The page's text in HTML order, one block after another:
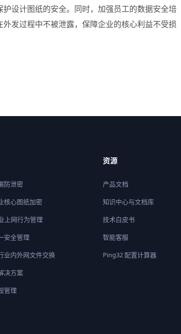
设计图纸的安全。同时，加强员工的数据安全培
发过程中不被泄露，保障企业的核心利益不受损
防泄密
核心图纸加密
上网行为管理
安全管理
业内外网文件交换
决方案
管理
资源
产品文档
知识中心与文档库
技术白皮书
智能客服
Ping32 配置计算器